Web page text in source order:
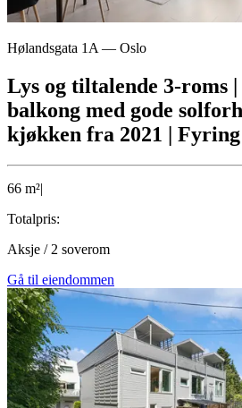
Hølandsgata 1A — Oslo
Lys og tiltalende 3-roms
balkong med gode
kjøkken fra 2021 |
66 m²|
Totalpris:
Aksje / 2 soverom
Gå til eiendommen